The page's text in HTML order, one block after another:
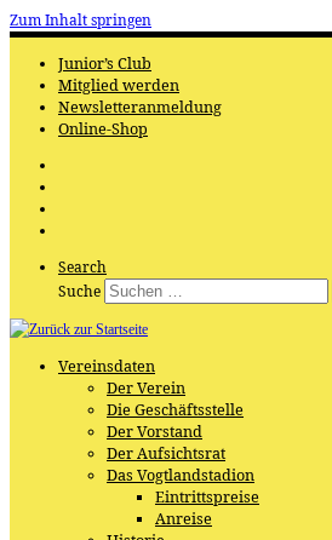
Zum Inhalt springen
Junior’s Club
Mitglied werden
Newsletteranmeldung
Online-Shop
Search
Suche
Vereinsdaten
Der Verein
Die Geschäftsstelle
Der Vorstand
Der Aufsichtsrat
Das Vogtlandstadion
Eintrittspreise
Anreise